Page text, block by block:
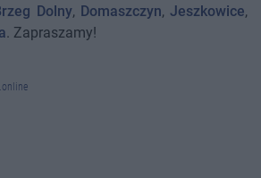
Dolny, Domaszczyn,Jeszkowice,
. Zapraszamy!